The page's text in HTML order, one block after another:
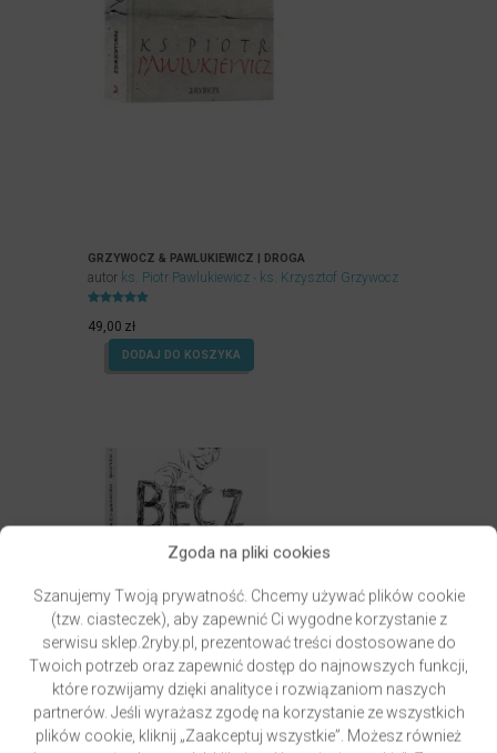
Zgoda na pliki cookies
Szanujemy Twoją prywatność. Chcemy używać plików cookie
(tzw. ciasteczek), aby zapewnić Ci wygodne korzystanie z
serwisu sklep.2ryby.pl, prezentować treści dostosowane do
Twoich potrzeb oraz zapewnić dostęp do najnowszych funkcji,
które rozwijamy dzięki analityce i rozwiązaniom naszych
partnerów. Jeśli wyrażasz zgodę na korzystanie ze wszystkich
plików cookie, kliknij „Zaakceptuj wszystkie”. Możesz również
GRZYWOCZ & PAWLUKIEWICZ | DROGA
autor ks. Piotr Pawlukiewicz ks. Krzysztof Grzywocz
5.00
na 5.
49,00 zł
DODAJ DO KOSZYKA
PAWLUKIEWICZ | BECZ I DZWOŃ DZWONECZKIEM
(KSIĄŻKA)